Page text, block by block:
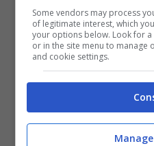
prospettiva.È questo
il Barcellona seguirà
sessione estiva di
rinforzarsi a dovere
vincere. I blaugrana
senza titoli e ciò è un
Some vendors may process
of legitimate interest, which
your options below. Look for
or in the site menu to manage
and cookie settings.